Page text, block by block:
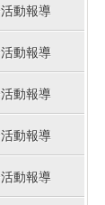
動報導
動報導
動報導
動報導
動報導